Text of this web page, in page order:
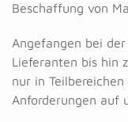
Beschaffung von
Angefangen bei
Lieferanten bis hin
nur in
Anforderungen auf